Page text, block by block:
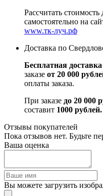
Рассчитать
самостоятельно на
www.тк-луч.рф
Доставка по
Бесплатная доставка
заказе от 20 000
оплаты заказа.
При заказе до 20 000
составит 1000 рублей.
Отзывы покупателей
Пока отзывов нет. Будьте
Ваша оценка
Вы можете загрузить